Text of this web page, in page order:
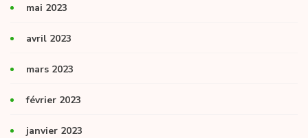
mai 2023
avril 2023
mars 2023
février 2023
janvier 2023